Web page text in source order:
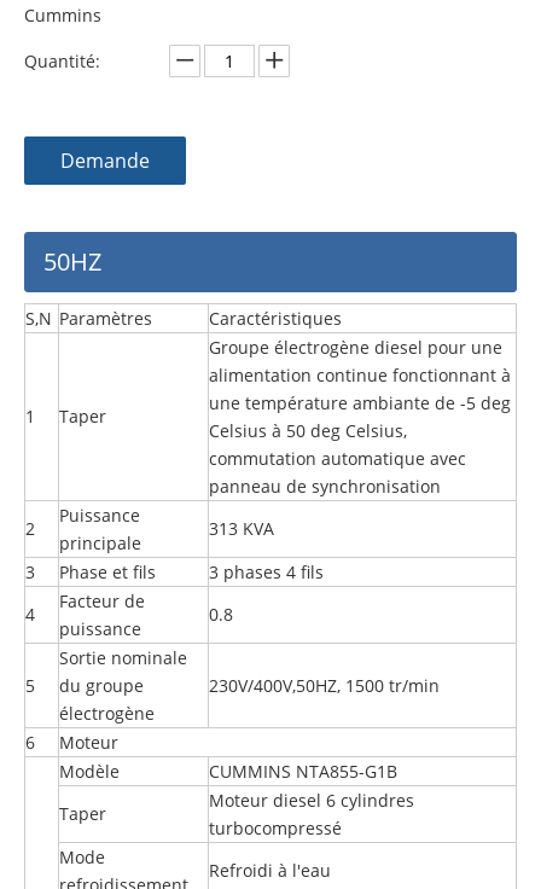
Cummins
Quantité:
Demande
50HZ
S,N Paramètres Caractéristiques
1 Taper
Groupe électrogène diesel pour une
alimentation continue fonctionnant à
une température ambiante de -5 deg
Celsius à 50 deg Celsius,
commutation automatique avec
panneau de synchronisation
2
Puissance
principale
313 KVA
3
Phase et fils
3 phases 4 fils
4
Facteur de
puissance
0.8
5
Sortie nominale
du groupe
électrogène
230V/400V,50HZ, 1500 tr/min
6
Moteur
Modèle
CUMMINS NTA855-G1B
Taper
Moteur diesel 6 cylindres
turbocompressé
Mode
Refroidi à l'eau